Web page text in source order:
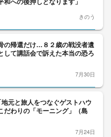
和への後押しとなります」
きのう
の帰還だけ…８２歳の戦没者遺
して講話会で訴えた本当の恐ろ
7月30日
元と旅人をつなぐゲストハウ
わりの「モーニング」（島
7月24日